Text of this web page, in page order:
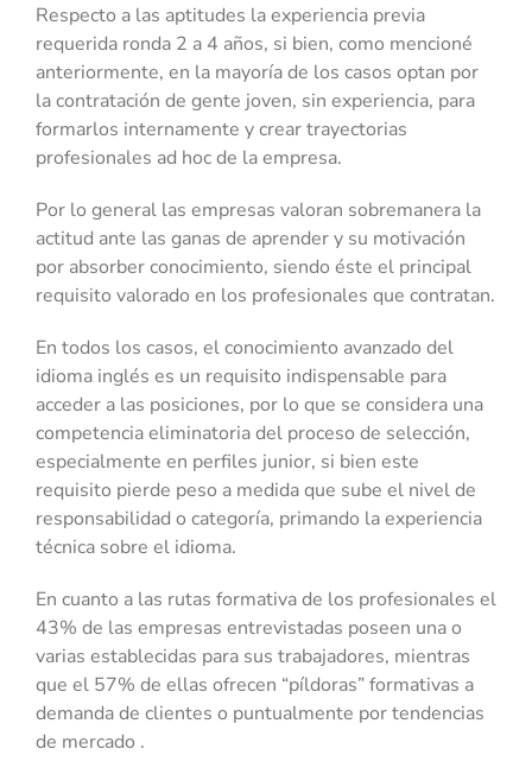
Respecto a las aptitudes la experiencia previa
requerida ronda 2 a 4 años, si bien, como mencioné
anteriormente, en la mayoría de los casos optan por
la contratación de gente joven, sin experiencia, para
formarlos internamente y crear trayectorias
profesionales ad hoc de la empresa.
Por lo general las empresas valoran sobremanera la
actitud ante las ganas de aprender y su motivación
por absorber conocimiento, siendo éste el principal
requisito valorado en los profesionales que contratan.
En todos los casos, el conocimiento avanzado del
idioma inglés es un requisito indispensable para
acceder a las posiciones, por lo que se considera una
competencia eliminatoria del proceso de selección,
especialmente en perfiles junior, si bien este
requisito pierde peso a medida que sube el nivel de
responsabilidad o categoría, primando la experiencia
técnica sobre el idioma.
En cuanto a las rutas formativa de los profesionales el
43% de las empresas entrevistadas poseen una o
varias establecidas para sus trabajadores, mientras
que el 57% de ellas ofrecen “píldoras” formativas a
demanda de clientes o puntualmente por tendencias
de mercado .